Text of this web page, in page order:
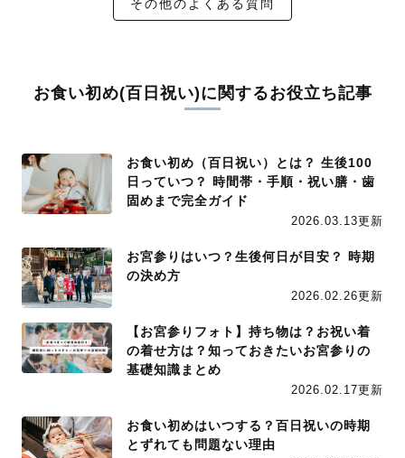
その他のよくある質問
お食い初め(百日祝い)に関するお役立ち記事
お食い初め（百日祝い）とは？ 生後100
日っていつ？ 時間帯・手順・祝い膳・歯
固めまで完全ガイド
2026.03.13更新
お宮参りはいつ？生後何日が目安？ 時期
の決め方
2026.02.26更新
【お宮参りフォト】持ち物は？お祝い着
の着せ方は？知っておきたいお宮参りの
基礎知識まとめ
2026.02.17更新
お食い初めはいつする？百日祝いの時期
とずれても問題ない理由